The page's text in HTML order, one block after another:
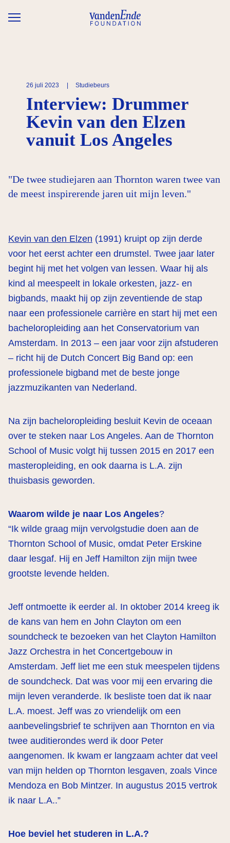
Overslaan en naar de inhoud gaan
26 juli 2023 Studiebeurs
Interview: Drummer
Kevin van den Elzen
vanuit Los Angeles
"De twee studiejaren aan Thornton waren twee van
de meest inspirerende jaren uit mijn leven."
Kevin van den Elzen (1991) kruipt op zijn derde
voor het eerst achter een drumstel. Twee jaar later
begint hij met het volgen van lessen. Waar hij als
kind al meespeelt in lokale orkesten, jazz- en
bigbands, maakt hij op zijn zeventiende de stap
naar een professionele carrière en start hij met een
bacheloropleiding aan het Conservatorium van
Amsterdam. In 2013 – een jaar voor zijn afstuderen
– richt hij de Dutch Concert Big Band op: een
professionele bigband met de beste jonge
jazzmuzikanten van Nederland.
Na zijn bacheloropleiding besluit Kevin de oceaan
over te steken naar Los Angeles. Aan de Thornton
School of Music volgt hij tussen 2015 en 2017 een
masteropleiding, en ook daarna is L.A. zijn
thuisbasis geworden.
Waarom wilde je naar Los Angeles?
“Ik wilde graag mijn vervolgstudie doen aan de
Thornton School of Music, omdat Peter Erskine
daar lesgaf. Hij en Jeff Hamilton zijn mijn twee
grootste levende helden.
Jeff ontmoette ik eerder al. In oktober 2014 kreeg ik
de kans van hem en John Clayton om een
soundcheck te bezoeken van het Clayton Hamilton
Jazz Orchestra in het Concertgebouw in
Amsterdam. Jeff liet me een stuk meespelen tijdens
de soundcheck. Dat was voor mij een ervaring die
mijn leven veranderde. Ik besliste toen dat ik naar
L.A. moest. Jeff was zo vriendelijk om een
aanbevelingsbrief te schrijven aan Thornton en via
twee auditierondes werd ik door Peter
aangenomen. Ik kwam er langzaam achter dat veel
van mijn helden op Thornton lesgaven, zoals Vince
Mendoza en Bob Mintzer. In augustus 2015 vertrok
ik naar L.A..”
Hoe beviel het studeren in L.A.?